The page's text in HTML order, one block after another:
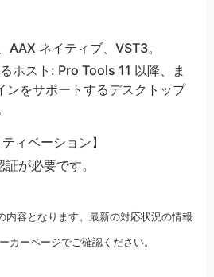
AAX ネイティブ、VST3。
ホスト: Pro Tools 11 以降、ま
ンをサポートするデスクトップ
ィベーション】
が必要です。
内容となります。最新の対応状況の情報
カーページでご確認ください。